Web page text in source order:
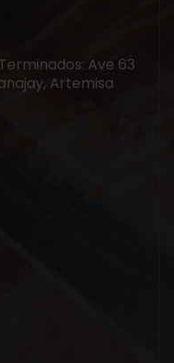
Ave 63
Artemisa